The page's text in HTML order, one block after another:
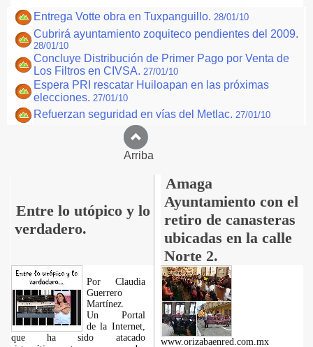
Entrega Votte obra en Tuxpanguillo. 28/01/10
Cubrirá ayuntamiento zoquiteco pendientes del 2009.
28/01/10
Concluye Distribución de Primer Pago por Venta de
Los Filtros en CIVSA. 27/01/10
Espera PRI rescatar Huiloapan en las próximas
elecciones. 27/01/10
Refuerzan seguridad en vías del Metlac. 27/01/10
Arriba
Entre lo utópico y lo
verdadero.
Amaga
Ayuntamiento con el
retiro de canasteras
ubicadas en la calle
Norte 2.
Por Claudia
Guerrero
Martínez.
​Un Portal
de la Internet,
que ha sido atacado
www.orizabaenred.com.mx